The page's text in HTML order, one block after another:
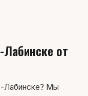
от
Лабинске? Мы